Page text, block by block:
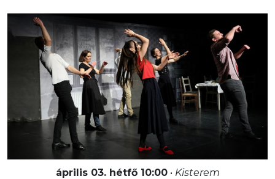
április 03. hétfő 10:00• Kisterem